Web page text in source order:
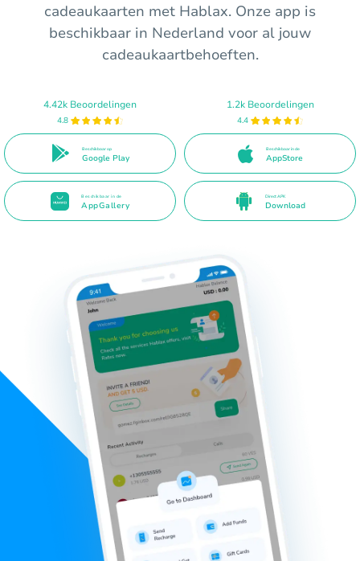
cadeaukaarten met Hablax. Onze app is
beschikbaar in Nederland voor al jouw
cadeaukaartbehoeften.
4.42k Beoordelingen
4.8
Beschikbaar op
Google Play
1.2k Beoordelingen
4.4
Beschikbaar in de
AppStore
Beschikbaar in de
AppGallery
Direct APK
Download